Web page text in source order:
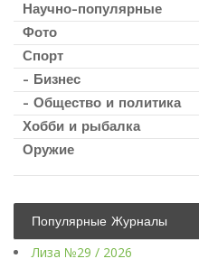
Научно-популярные
Фото
Спорт
- Бизнес
- Общество и политика
Хобби и рыбалка
Оружие
Популярные Журналы
Лиза №29 / 2026